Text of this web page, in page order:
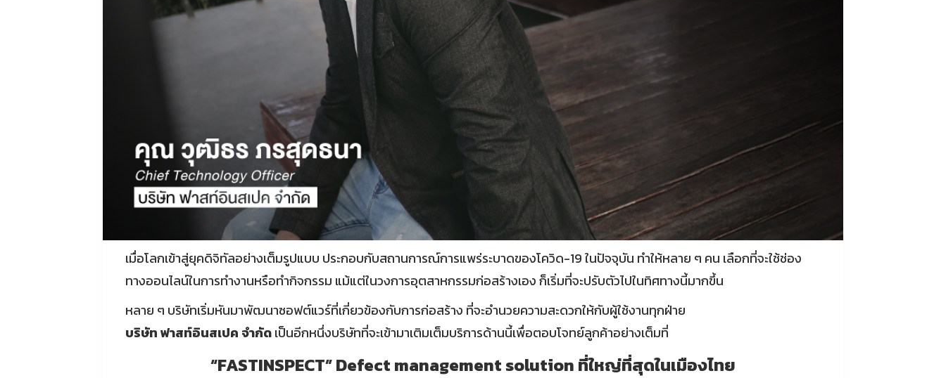
เมื่อโลกเข้าสู่ยุคดิจิทัลอย่างเต็มรูปแบบ ประกอบกับสถานการณ์การแพร่ระบาดของโควิด-19 ในปัจจุบัน ทำให้หลาย ๆ คน เลือกที่จะใช้ช่อง
ทางออนไลน์ในการทำงานหรือทำกิจกรรม แม้แต่ในวงการอุตสาหกรรมก่อสร้างเอง ก็เริ่มที่จะปรับตัวไปในทิศทางนี้มากขึ้น
หลาย ๆ บริษัทเริ่มหันมาพัฒนาซอฟต์แวร์ที่เกี่ยวข้องกับการก่อสร้าง ที่จะอำนวยความสะดวกให้กับผู้ใช้งานทุกฝ่าย
บริษัท ฟาสท์อินสเปค จำกัดเป็นอีกหนึ่งบริษัทที่จะเข้ามาเติมเต็มบริการด้านนี้เพื่อตอบโจทย์ลูกค้าอย่างเต็มที่
“FASTINSPECT” Defect management solution ที่ใหญ่ที่สุดในเมืองไทย